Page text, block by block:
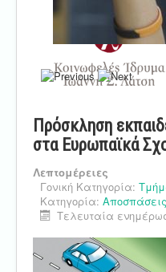
Πρόσκληση
στα Ευρωπαϊκά
Λεπτομέρειες
Γονική Κατηγορία:
Κατηγορία: Αποσπάσεις
Τελευταία